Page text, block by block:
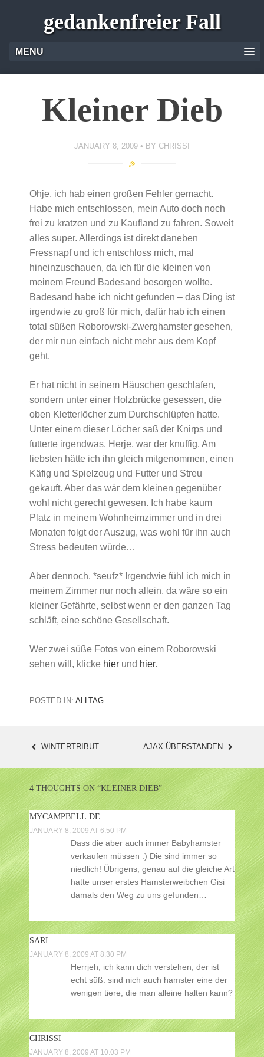
gedankenfreier Fall
MENU
Kleiner Dieb
JANUARY 8, 2009 BY CHRISSI
Ohje, ich hab einen großen Fehler gemacht.
Habe mich entschlossen, mein Auto doch noch
frei zu kratzen und zu Kaufland zu fahren. Soweit
alles super. Allerdings ist direkt daneben
Fressnapf und ich entschloss mich, mal
hineinzuschauen, da ich für die kleinen von
meinem Freund Badesand besorgen wollte.
Badesand habe ich nicht gefunden – das Ding ist
irgendwie zu groß für mich, dafür hab ich einen
total süßen Roborowski-Zwerghamster gesehen,
der mir nun einfach nicht mehr aus dem Kopf
geht.
Er hat nicht in seinem Häuschen geschlafen,
sondern unter einer Holzbrücke gesessen, die
oben Kletterlöcher zum Durchschlüpfen hatte.
Unter einem dieser Löcher saß der Knirps und
futterte irgendwas. Herje, war der knuffig. Am
liebsten hätte ich ihn gleich mitgenommen, einen
Käfig und Spielzeug und Futter und Streu
gekauft. Aber das wär dem kleinen gegenüber
wohl nicht gerecht gewesen. Ich habe kaum
Platz in meinem Wohnheimzimmer und in drei
Monaten folgt der Auszug, was wohl für ihn auch
Stress bedeuten würde…
Aber dennoch. *seufz* Irgendwie fühl ich mich in
meinem Zimmer nur noch allein, da wäre so ein
kleiner Gefährte, selbst wenn er den ganzen Tag
schläft, eine schöne Gesellschaft.
Wer zwei süße Fotos von einem Roborowski
sehen will, klicke hier und hier.
POSTED IN: ALLTAG
POST
NAVIGATION
WINTERTRIBUT AJAX ÜBERSTANDEN
4 THOUGHTS ON “KLEINER DIEB”
MYCAMPBELL.DE
JANUARY 8, 2009 AT 6:50 PM
Dass die aber auch immer Babyhamster
verkaufen müssen :) Die sind immer so
niedlich! Übrigens, genau auf die gleiche Art
hatte unser erstes Hamsterweibchen Gisi
damals den Weg zu uns gefunden…
SARI
JANUARY 8, 2009 AT 8:30 PM
Herrjeh, ich kann dich verstehen, der ist
echt süß. sind nich auch hamster eine der
wenigen tiere, die man alleine halten kann?
CHRISSI
JANUARY 8, 2009 AT 10:03 PM